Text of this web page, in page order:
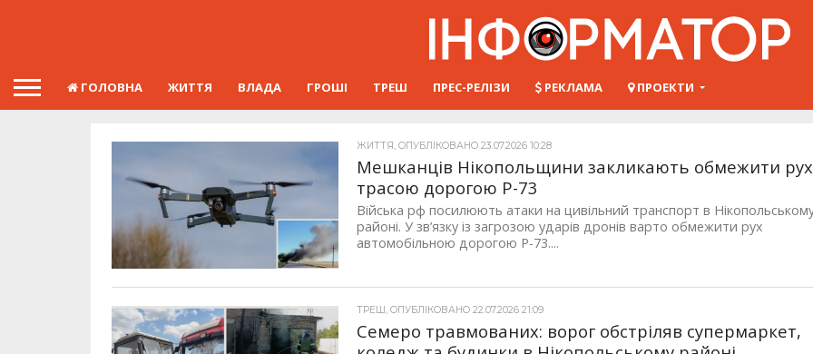
ГОЛОВНА ЖИТТЯ ВЛАДА ГРОШІ ТРЕШ ПРЕС-РЕЛІЗИ РЕКЛАМА ПРОЕКТИ
ЖИТТЯ, ОПУБЛІКОВАНО 23.07.2026 10:28
Мешканців Нікопольщини закликають обмежити рух
трасою дорогою Р-73
Війська рф посилюють атаки на цивільний транспорт в
районі. У зв’язку із загрозою ударів дронів варто обмежити рух
автомобільною дорогою Р-73....
ТРЕШ, ОПУБЛІКОВАНО 22.07.2026 21:09
Семеро травмованих: ворог обстріляв супермаркет,